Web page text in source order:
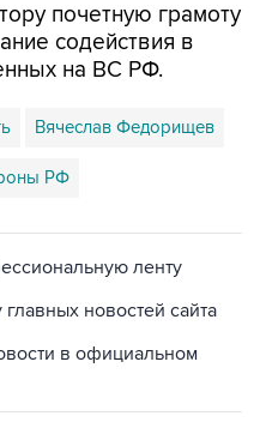
почетную грамоту
содействия в
на ВС РФ.
Вячеслав Федорищев
РФ
ленту
новостей сайта
в официальном